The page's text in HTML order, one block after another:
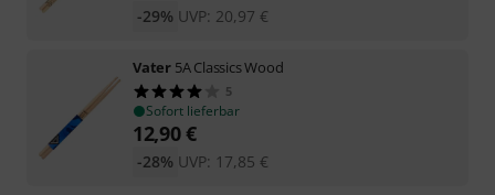
UVP: 20,97 €
-29%
Vater 5A Classics Wood
5
Sofort lieferbar
12,90€
UVP: 17,85 €
-28%